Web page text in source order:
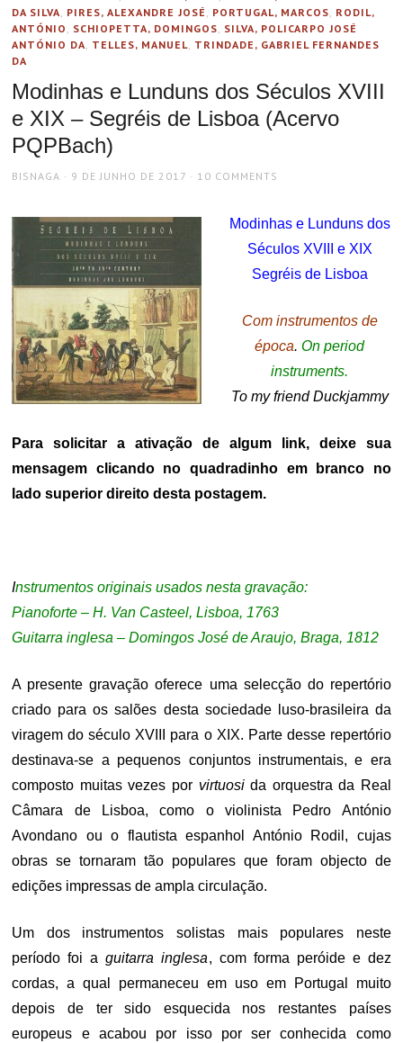
DA SILVA, PIRES, ALEXANDRE JOSÉ , PORTUGAL, MARCOS, RODIL,
ANTÓNIO , SCHIOPETTA, DOMINGOS, SILVA, POLICARPO JOSÉ
ANTÓNIO DA, TELLES, MANUEL, TRINDADE, GABRIEL FERNANDES
DA
Modinhas e Lunduns dos Séculos XVIII
e XIX – Segréis de Lisboa (Acervo
PQPBach)
AUTHOR
BISNAGA
POSTED
9 DE JUNHO DE 2017 10 COMMENTS
Modinhas e Lunduns dos
Séculos XVIII e XIX
Segréis de Lisboa
Com instrumentos de
época.On period
instruments.
To my friend Duckjammy
Para solicitar a ativação de algum link, deixe sua
mensagem clicando no quadradinho em branco no
lado superior direito desta postagem.
Instrumentos originais usados nesta gravação:
Pianoforte – H. Van Casteel, Lisboa, 1763
Guitarra inglesa – Domingos José de Araujo, Braga, 1812
A presente gravação oferece uma selecção do repertório
criado para os salões desta sociedade luso-brasileira da
viragem do século XVIII para o XIX. Parte desse repertório
destinava-se a pequenos conjuntos instrumentais, e era
composto muitas vezes por virtuosida orquestra da Real
Câmara de Lisboa, como o violinista Pedro António
Avondano ou o flautista espanhol António Rodil, cujas
obras se tornaram tão populares que foram objecto de
edições impressas de ampla circulação.
Um dos instrumentos solistas mais populares neste
período foi aguitarra inglesa, com forma peróide e dez
cordas, a qual permaneceu em uso em Portugal muito
depois de ter sido esquecida nos restantes países
europeus e acabou por isso por ser conhecida como